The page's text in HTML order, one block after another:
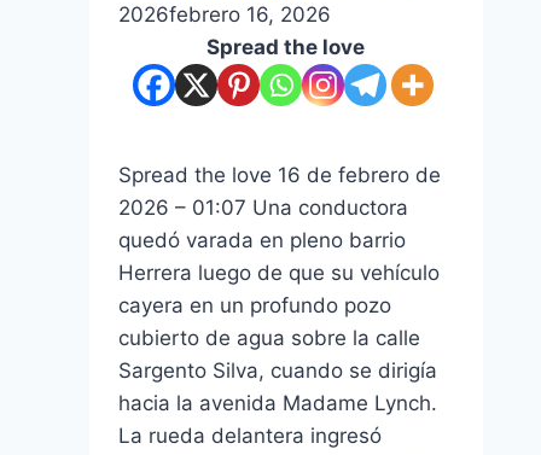
2026febrero 16, 2026
Spread the love
Spread the love 16 de febrero de
2026 – 01:07 Una conductora
quedó varada en pleno barrio
Herrera luego de que su vehículo
cayera en un profundo pozo
cubierto de agua sobre la calle
Sargento Silva, cuando se dirigía
hacia la avenida Madame Lynch.
La rueda delantera ingresó